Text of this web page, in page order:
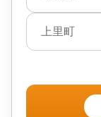
上里町